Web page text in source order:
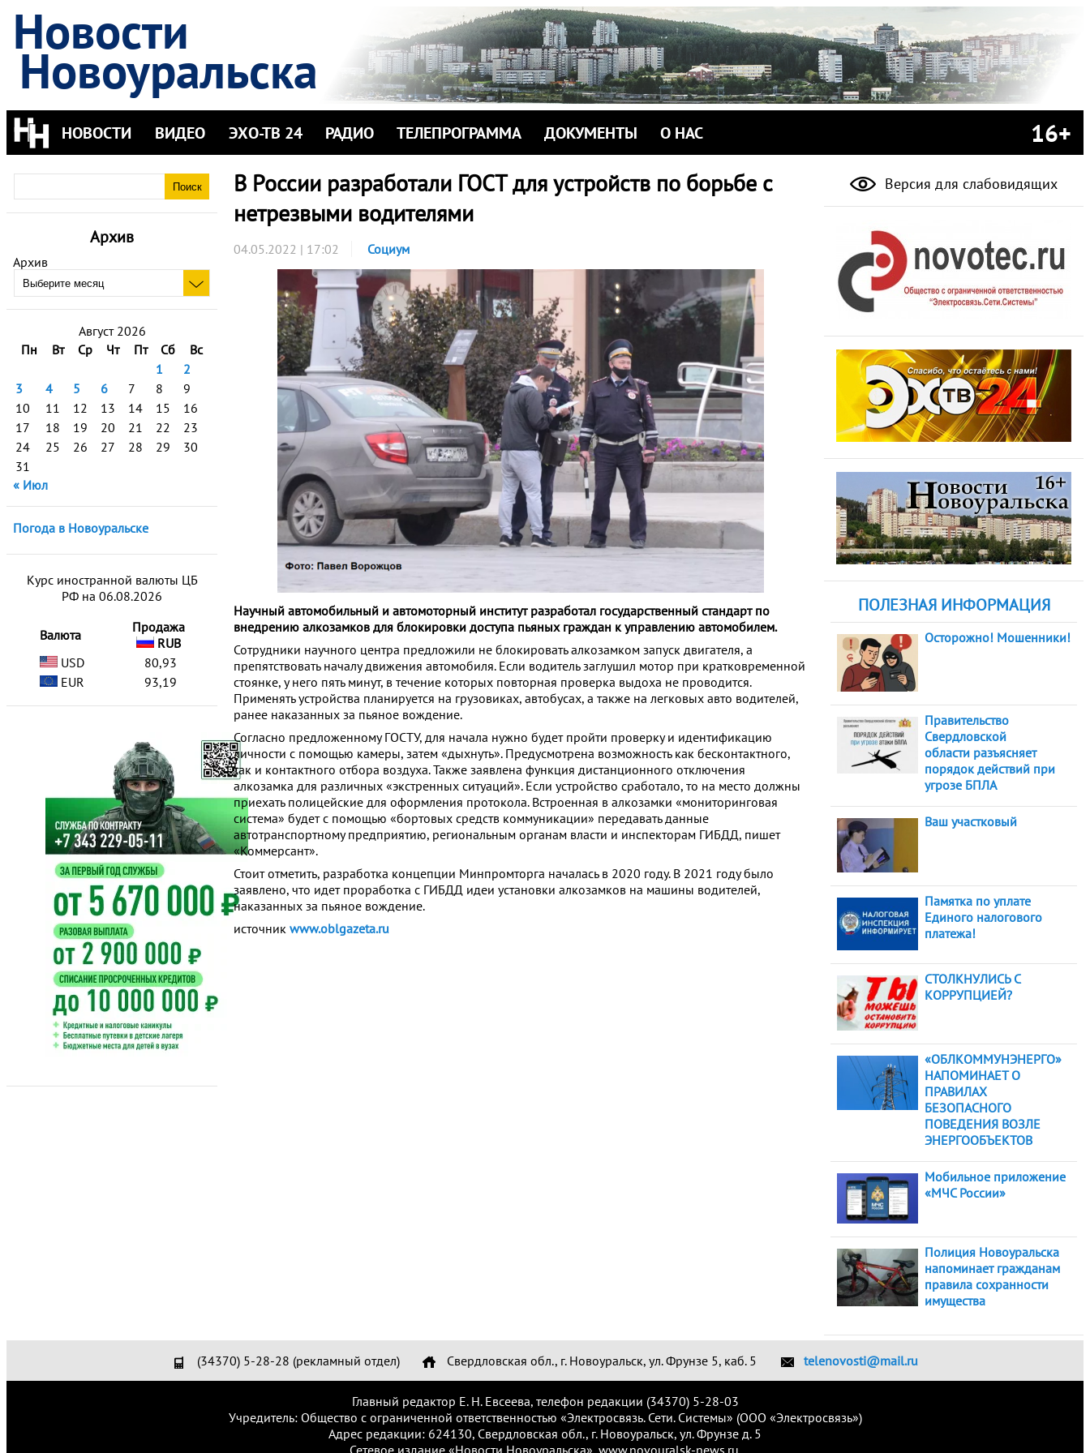
Новости
Новоуральска
НОВОСТИ ВИДЕО ЭХО-ТВ 24 РАДИО ТЕЛЕПРОГРАММА ДОКУМЕНТЫ О НАС 16+
Архив
Архив
Август 2026
Пн
Вт Ср Чт Пт Сб
Вс
1
2
3
4 5 6 7 8
9
10
11 12 13 14 15
16
17
18 19 20 21 22
23
24
25 26 27 28 29
30
31
« Июл
Погода в Новоуральске
Курс иностранной валюты ЦБ
РФ на 06.08.2026
Валюта
Продажа
RUB
USD
80,93
EUR
93,19
В России разработали ГОСТ для устройств по борьбе с
нетрезвыми водителями
04.05.2022 | 17:02 Социум
Научный автомобильный и автомоторный институт разработал государственный стандарт по
внедрению алкозамков для блокировки доступа пьяных граждан к управлению автомобилем.
Сотрудники научного центра предложили не блокировать алкозамком запуск двигателя, а
препятствовать началу движения автомобиля. Если водитель заглушил мотор при кратковременной
стоянке, у него пять минут, в течение которых повторная проверка выдоха не проводится.
Применять устройства планируется на грузовиках, автобусах, а также на легковых авто водителей,
ранее наказанных за пьяное вождение.
Согласно предложенному ГОСТУ, для начала нужно будет пройти проверку и идентификацию
личности с помощью камеры, затем «дыхнуть». Предусмотрена возможность как бесконтактного,
так и контактного отбора воздуха. Также заявлена функция дистанционного отключения
алкозамка для различных «экстренных ситуаций». Если устройство сработало, то на место должны
приехать полицейские для оформления протокола. Встроенная в алкозамки «мониторинговая
система» будет с помощью «бортовых средств коммуникации» передавать данные
автотранспортному предприятию, региональным органам власти и инспекторам ГИБДД, пишет
«Коммерсант».
Стоит отметить, разработка концепции Минпромторга началась в 2020 году. В 2021 году было
заявлено, что идет проработка с ГИБДД идеи установки алкозамков на машины водителей,
наказанных за пьяное вождение.
источник www.oblgazeta.ru
Версия для слабовидящих
ПОЛЕЗНАЯ ИНФОРМАЦИЯ
Осторожно! Мошенники!
Правительство
Свердловской
области разъясняет
порядок действий при
угрозе БПЛА
Ваш участковый
Памятка по уплате
Единого налогового
платежа!
СТОЛКНУЛИСЬ С
КОРРУПЦИЕЙ?
«ОБЛКОММУНЭНЕРГО»
НАПОМИНАЕТ О
ПРАВИЛАХ
БЕЗОПАСНОГО
ПОВЕДЕНИЯ ВОЗЛЕ
ЭНЕРГООБЪЕКТОВ
Мобильное приложение
«МЧС России»
Полиция Новоуральска
напоминает гражданам
правила сохранности
имущества
(34370) 5-28-28 (рекламный отдел) Свердловская обл., г. Новоуральск, ул. Фрунзе 5, каб. 5 telenovosti@mail.ru
Главный редактор Е. Н. Евсеева, телефон редакции (34370) 5-28-03
Учредитель: Общество с ограниченной ответственностью «Электросвязь. Сети. Системы» (ООО «Электросвязь»)
Адрес редакции: 624130, Свердловская обл., г. Новоуральск, ул. Фрунзе д. 5